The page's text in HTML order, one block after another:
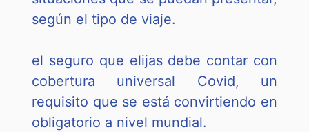
según el tipo de viaje.
el seguro que elijas debe contar con
cobertura universal Covid, un
requisito que se está convirtiendo en
obligatorio a nivel mundial.